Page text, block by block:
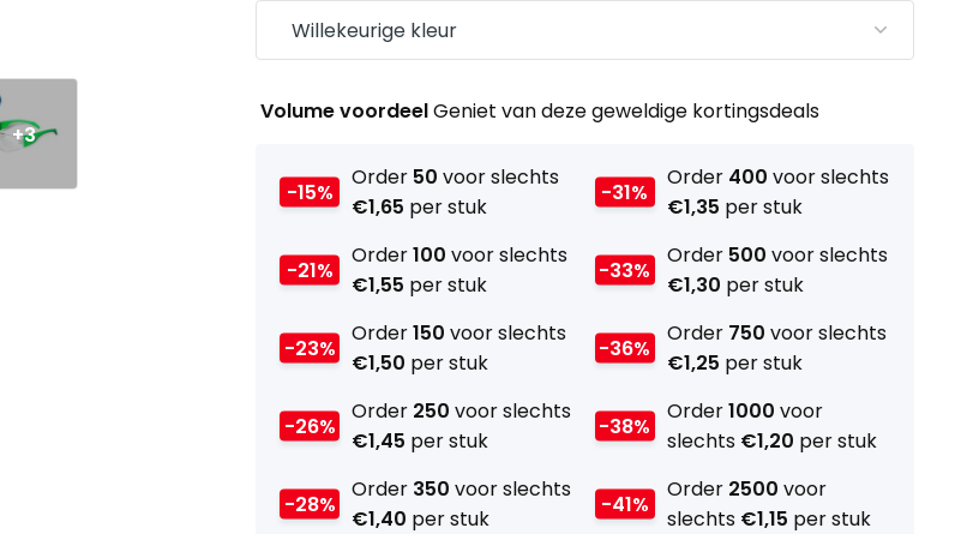
+3
Volume voordeelGeniet van deze geweldige kortingsdeals
-15%
Order 50 voor slechts
€1,65 per stuk
-21%
Order100 voor slechts
€1,55 per stuk
-23%
Order150 voor slechts
€1,50 per stuk
-26%
Order 250 voor slechts
€1,45 per stuk
-28%
Order 350 voor slechts
€1,40 per stuk
-31%
Order 400 voor slechts
€1,35 per stuk
-33%
Order 500 voor slechts
€1,30 per stuk
-36%
Order 750 voor slechts
€1,25 per stuk
-38%
Order1000 voor
slechts €1,20 per stuk
-41%
Order 2500 voor
slechts €1,15 per stuk